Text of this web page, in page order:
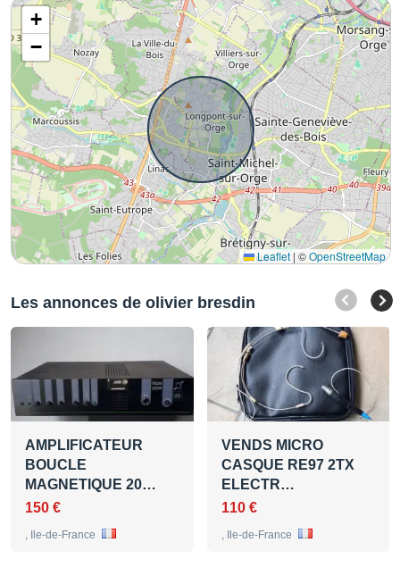
+
−
Leaflet | ©OpenStreetMap
Les annonces de olivier bresdin
AMPLIFICATEUR
BOUCLE
MAGNETIQUE 20…
150 €
, Ile-de-France
VENDS MICRO
CASQUE RE97 2TX
ELECTR…
110 €
, Ile-de-France